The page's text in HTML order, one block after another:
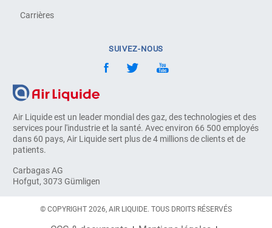
Air Liquide est un leader mondial des gaz, des technologies et des
services pour l'industrie et la santé. Avec environ 66 500 employés
dans 60 pays, Air Liquide sert plus de 4 millions de clients et de
patients.
Carbagas AG
Hofgut, 3073 Gümligen
Carrières
SUIVEZ-NOUS
© COPYRIGHT 2026, AIR LIQUIDE. TOUS DROITS RÉSERVÉS